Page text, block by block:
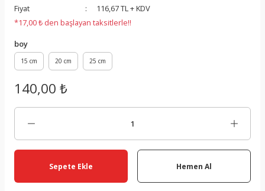
Fiyat
116,67 TL + KDV
*17,00 ₺ den başlayan taksitlerle!!
boy
15 cm 20 cm 25 cm
140,00 ₺
Sepete Ekle Hemen Al